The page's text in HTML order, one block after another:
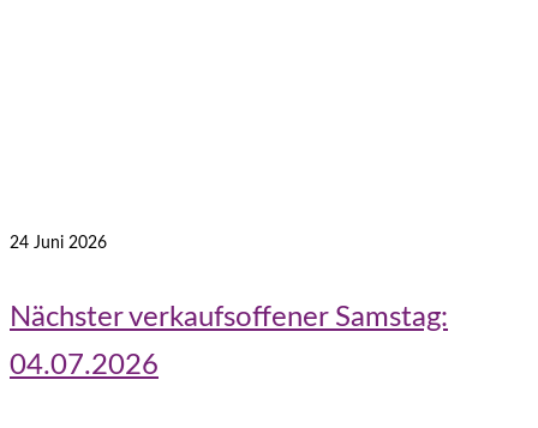
24 Juni 2026
Nächster verkaufsoffener Samstag:
04.07.2026